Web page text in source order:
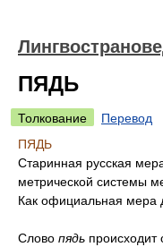
ПЯДЬ
Толкование
Перевод
ПЯДЬ
Старинная русская
метрической системы
Как официальная мера
Слово пядь происходит